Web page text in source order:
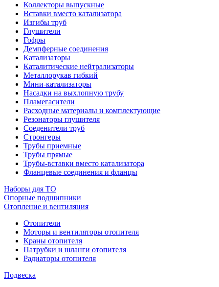
Коллекторы выпускные
Вставки вместо катализатора
Изгибы труб
Глушители
Гофры
Демпферные соединения
Катализаторы
Каталитические нейтрализаторы
Металлорукав гибкий
Мини-катализаторы
Насадки на выхлопную трубу
Пламегасители
Расходные материалы и комплектующие
Резонаторы глушителя
Соеденители труб
Стронгеры
Трубы приемные
Трубы прямые
Трубы-вставки вместо катализатора
Фланцевые соединения и фланцы
Наборы для ТО
Опорные подшипники
Отопление и вентиляция
Отопители
Моторы и вентиляторы отопителя
Краны отопителя
Патрубки и шланги отопителя
Радиаторы отопителя
Подвеска